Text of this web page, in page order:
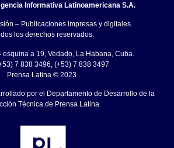
Informativa Latinoamericana S.A.
– Publicaciones impresas y digitales.
los derechos reservados.
esquina a 19, Vedado, La Habana, Cuba.
7 838 3496, (+53) 7 838 3497
Prensa Latina © 2023 .
por el Departamento de Desarrollo de la
Técnica de Prensa Latina.